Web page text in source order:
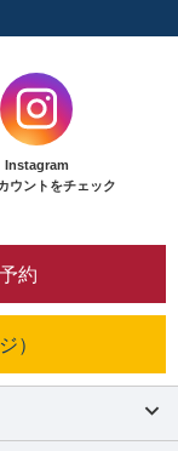
Instagram
ウントをチェック
約
）